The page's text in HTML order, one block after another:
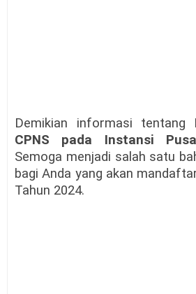
Demikian informasi tentang
CPNS pada Instansi
Semoga menjadi salah satu
bagi Anda yang akan
Tahun 2024.